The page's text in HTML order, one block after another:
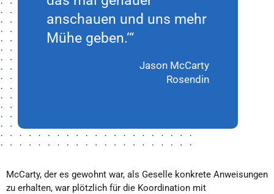
anschauen und uns mehr
Mühe geben.‘“
Jason McCarty
Rosendin
McCarty, der es gewohnt war, als Geselle konkrete Anweisungen
zu erhalten, war plötzlich für die Koordination mit